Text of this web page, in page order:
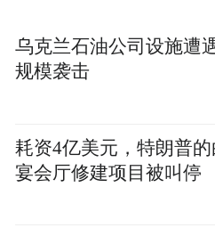
“吴越杯”等赛事经验
华等形式，培育打造“
各地各校可将学生参与
生综合素质评价体系
的重要参考。结合实
乌克兰石油公司设施遭
规模袭击
耗资4亿美元，特朗普的
宴会厅修建项目被叫停